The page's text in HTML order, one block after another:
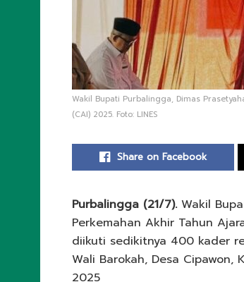
Wakil Bupati Purbalingga, Dimas
(CAI) 2025. Foto: LINES
Share on Facebook
Purbalingga (21/7).Wakil
Perkemahan Akhir Tahun
diikuti sedikitnya 400 kader
Wali Barokah, Desa Cipawon,
2025